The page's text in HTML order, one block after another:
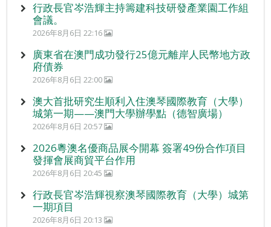
行政長官岑浩輝主持籌建科技研發產業園工作組
會議。
2026年8月6日 22:16
廣東省在澳門成功發行25億元離岸人民幣地方政
府債券
2026年8月6日 22:00
澳大首批研究生順利入住澳琴國際教育（大學）
城第一期——澳門大學辦學點（德智廣場）
2026年8月6日 20:57
2026粵澳名優商品展今開幕 簽署49份合作項目
發揮會展商貿平台作用
2026年8月6日 20:45
行政長官岑浩輝視察澳琴國際教育（大學）城第
一期項目
2026年8月6日 20:13